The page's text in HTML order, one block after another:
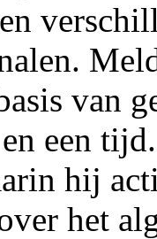
van
een
hij
het